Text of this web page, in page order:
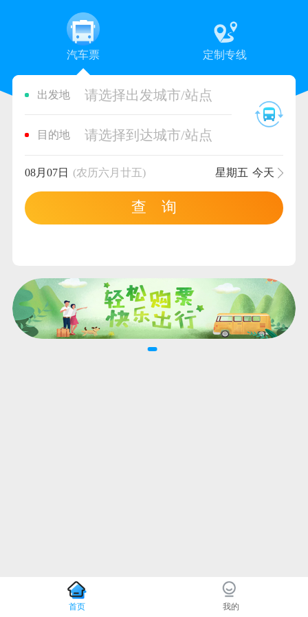
汽车票 定制专线
出发地 请选择出发城市/站点
目的地 请选择到达城市/站点
08月07日 (农历六月廿五) 星期五 今天
查 询
首页 我的